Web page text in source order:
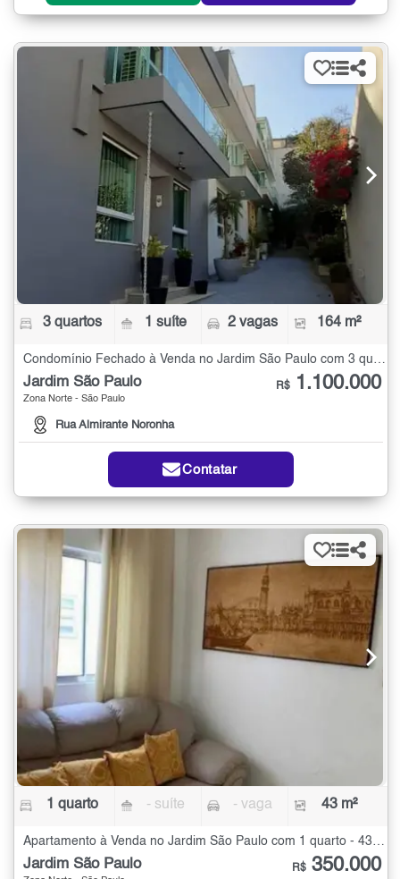
3 quartos 1 suíte 2 vagas 164 m²
Condomínio Fechado à Venda no Jardim São Paulo com 3 quartos - 164 m²
Jardim São Paulo
Zona Norte - São Paulo
Rua Almirante Noronha
R$ 1.100.000
Contatar
1 quarto - suíte - vaga 43 m²
Apartamento à Venda no Jardim São Paulo com 1 quarto - 43 m²
Jardim São Paulo R$ 350.000